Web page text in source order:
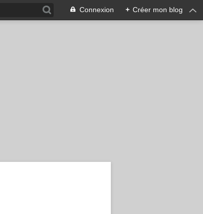
Connexion + Créer mon blog